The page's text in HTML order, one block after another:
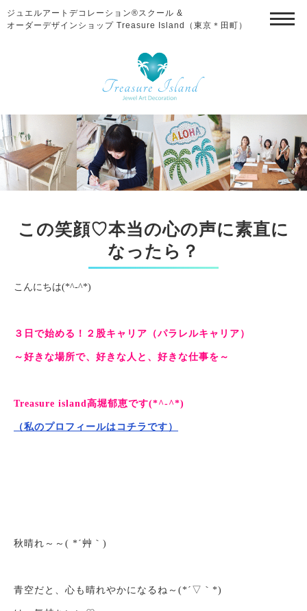
ジュエルアートデコレーション®スクール &
オーダーデザインショップ Treasure Island（東京＊田町）
この笑顔♡本当の心の声に素直に
なったら？
こんにちは(*^-^*)
３日で始める！２股キャリア（パラレルキャリア）
～好きな場所で、好きな人と、好きな仕事を～
Treasure island高堀郁恵です(*^-^*)
（私のプロフィールはコチラです）
秋晴れ～～( *´艸｀)
青空だと、心も晴れやかになるね～(*´▽｀*)